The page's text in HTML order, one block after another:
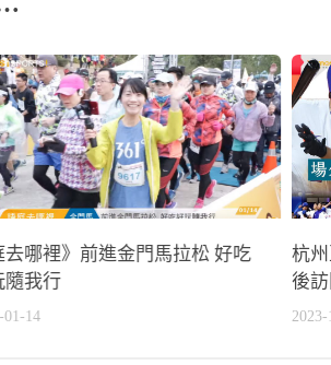
去哪裡》前進金門馬拉松 好吃
隨我行
01-14
杭
後
2023-